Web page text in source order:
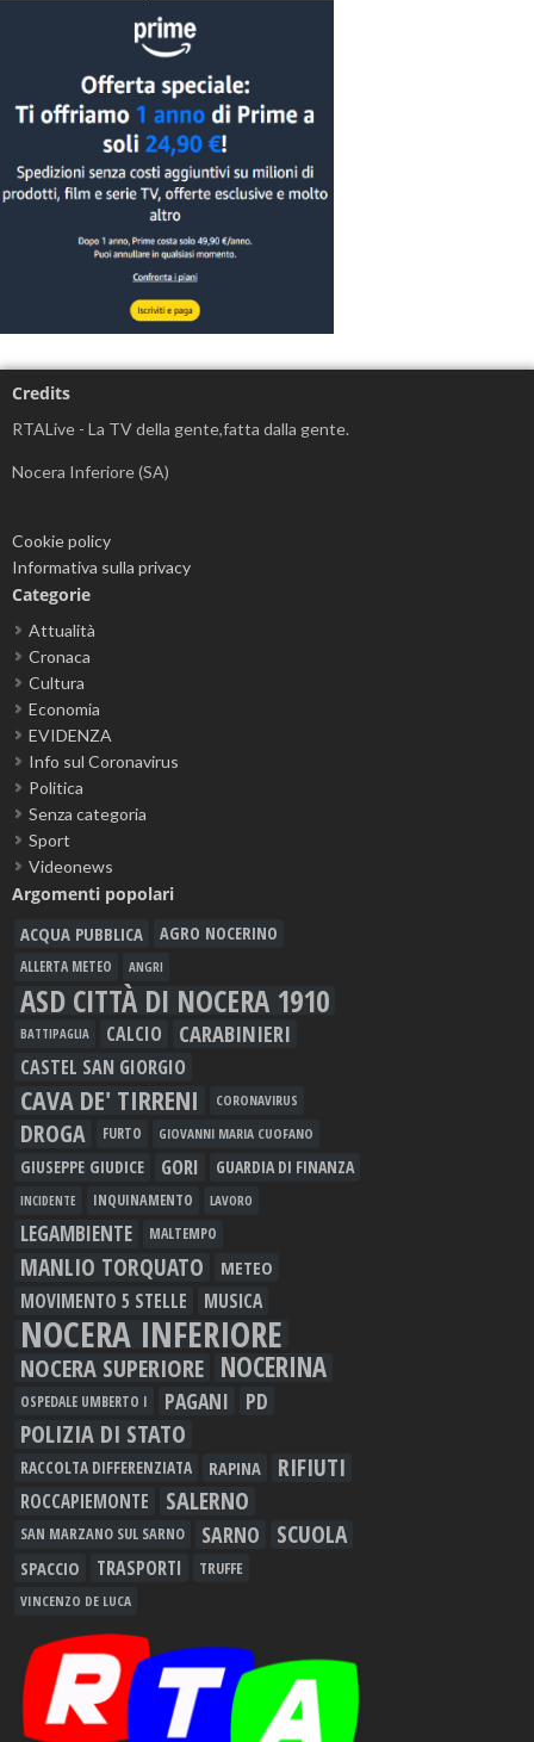
Credits
RTALive - La TV della gente,fatta dalla gente.
Nocera Inferiore (SA)
Cookie policy
Informativa sulla privacy
Categorie
Attualità
Cronaca
Cultura
Economia
EVIDENZA
Info sul Coronavirus
Politica
Senza categoria
Sport
Videonews
Argomenti popolari
ACQUA PUBBLICA AGRO NOCERINO
ALLERTA METEO ANGRI
ASD CITTÀ DI NOCERA 1910
BATTIPAGLIA CALCIO CARABINIERI
CASTEL SAN GIORGIO
CAVA DE' TIRRENI CORONAVIRUS
DROGA FURTO GIOVANNI MARIA CUOFANO
GIUSEPPE GIUDICE GORI GUARDIA DI FINANZA
INCIDENTE INQUINAMENTO LAVORO
LEGAMBIENTE MALTEMPO
MANLIO TORQUATO METEO
MOVIMENTO 5 STELLE MUSICA
NOCERA INFERIORE
NOCERA SUPERIORE NOCERINA
OSPEDALE UMBERTO I PAGANI PD
POLIZIA DI STATO
RACCOLTA DIFFERENZIATA RAPINA RIFIUTI
ROCCAPIEMONTE SALERNO
SAN MARZANO SUL SARNO SARNO SCUOLA
SPACCIO TRASPORTI TRUFFE
VINCENZO DE LUCA